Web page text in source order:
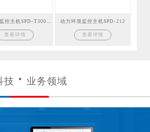
查看详情
动力环境监控主机SPD-212
查看详情
技 业务领域